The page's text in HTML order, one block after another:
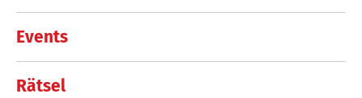
Events
Rätsel